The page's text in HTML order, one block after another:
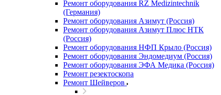
Ремонт оборудования RZ Medizintechnik
(Германия)
Ремонт оборудования Азимут (Россия)
Ремонт оборудования Азимут Плюс НТК
(Россия)
Ремонт оборудования НФП Крыло (Россия)
Ремонт оборудования Эндомедиум (Россия)
Ремонт оборудования ЭФА Медика (Россия)
Ремонт резектоскопа
Ремонт Шейверов